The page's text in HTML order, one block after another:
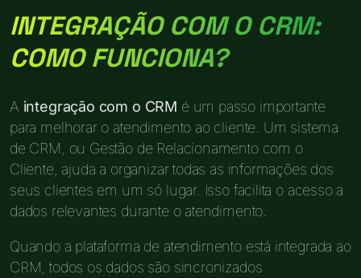
INTEGRAÇÃO COM O CRM:
COMO FUNCIONA?
A integração com o CRM é um passo importante
para melhorar o atendimento ao cliente. Um sistema
de CRM, ou Gestão de Relacionamento com o
Cliente, ajuda a organizar todas as informações dos
seus clientes em um só lugar. Isso facilita o acesso a
dados relevantes durante o atendimento.
Quando a plataforma de atendimento está integrada ao
CRM, todos os dados são sincronizados